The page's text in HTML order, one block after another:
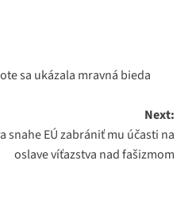
sa ukázala mravná bieda
Next:
snahe EÚ zabrániť mu účasti na
oslave víťazstva nad fašizmom